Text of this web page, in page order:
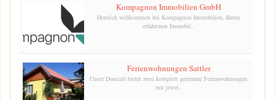
Kompagnon Immobilien GmbH
Herzlich willkommen bei Kompagnon Immobilien, Ihrem
erfahrenen Immobil..
Ferienwohnungen Sattler
Unser Domizil bietet zwei komplett getrennte Ferienwohnungen
mit jewei..